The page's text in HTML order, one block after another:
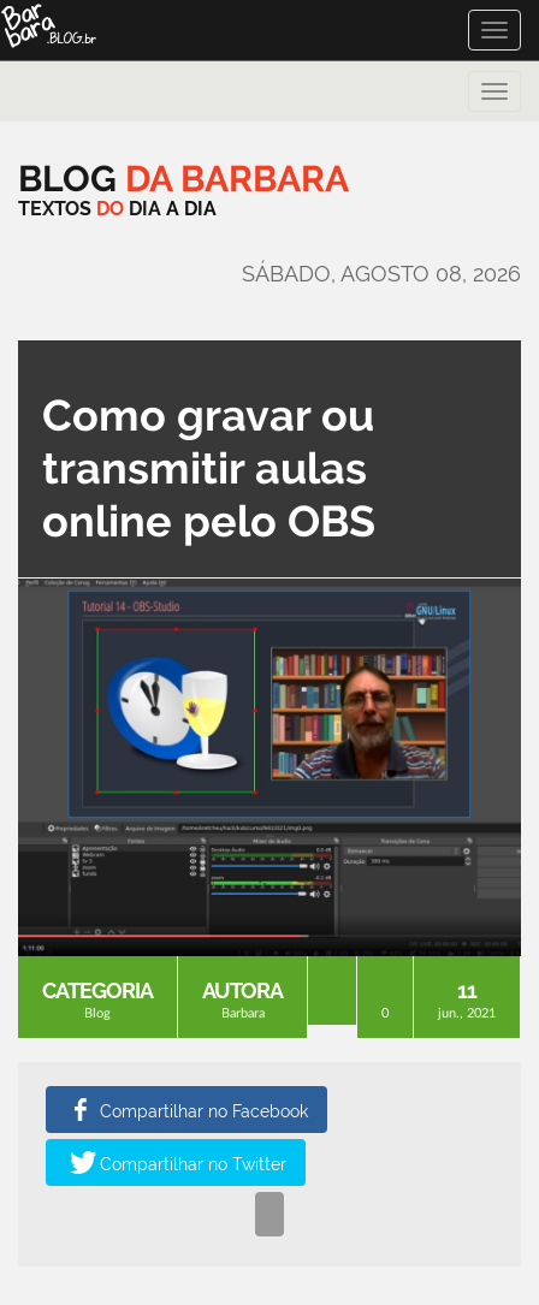
Toggle
Toggle
BLOG DA BARBARA
TEXTOS DO DIA A DIA
SÁBADO, AGOSTO 08, 2026
Como gravar ou
transmitir aulas
online pelo OBS
CATEGORIA
Blog
AUTORA
Barbara 0
11
jun., 2021